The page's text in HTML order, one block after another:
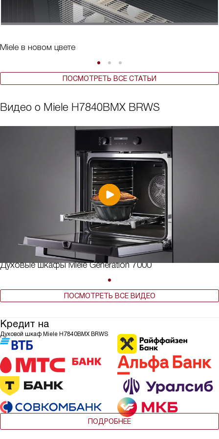
Miele в новом цвете
ПОСМОТРЕТЬ ВСЕ СТАТЬИ
Видео о Miele H7840BMX BRWS
Духовые шкафы Miele Generation 7000
ПОСМОТРЕТЬ ВСЕ ВИДЕО
Кредит на
Духовой шкаф Miele H7840BMX BRWS
ПОДРОБНЕЕ